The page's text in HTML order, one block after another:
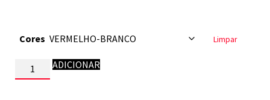
Cores Limpar
QuantidadeADICIONAR